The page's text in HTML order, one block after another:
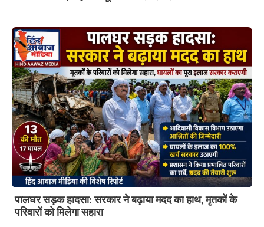
पालघर सड़क हादसा: सरकार ने बढ़ाया मदद का हाथ, मृतकों के
परिवारों को मिलेगा सहारा